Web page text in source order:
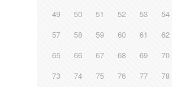
49
50 51 52 53 54
57
58 59 60 61 62
65
66 67 68 69 70
73
74 75 76 77 78